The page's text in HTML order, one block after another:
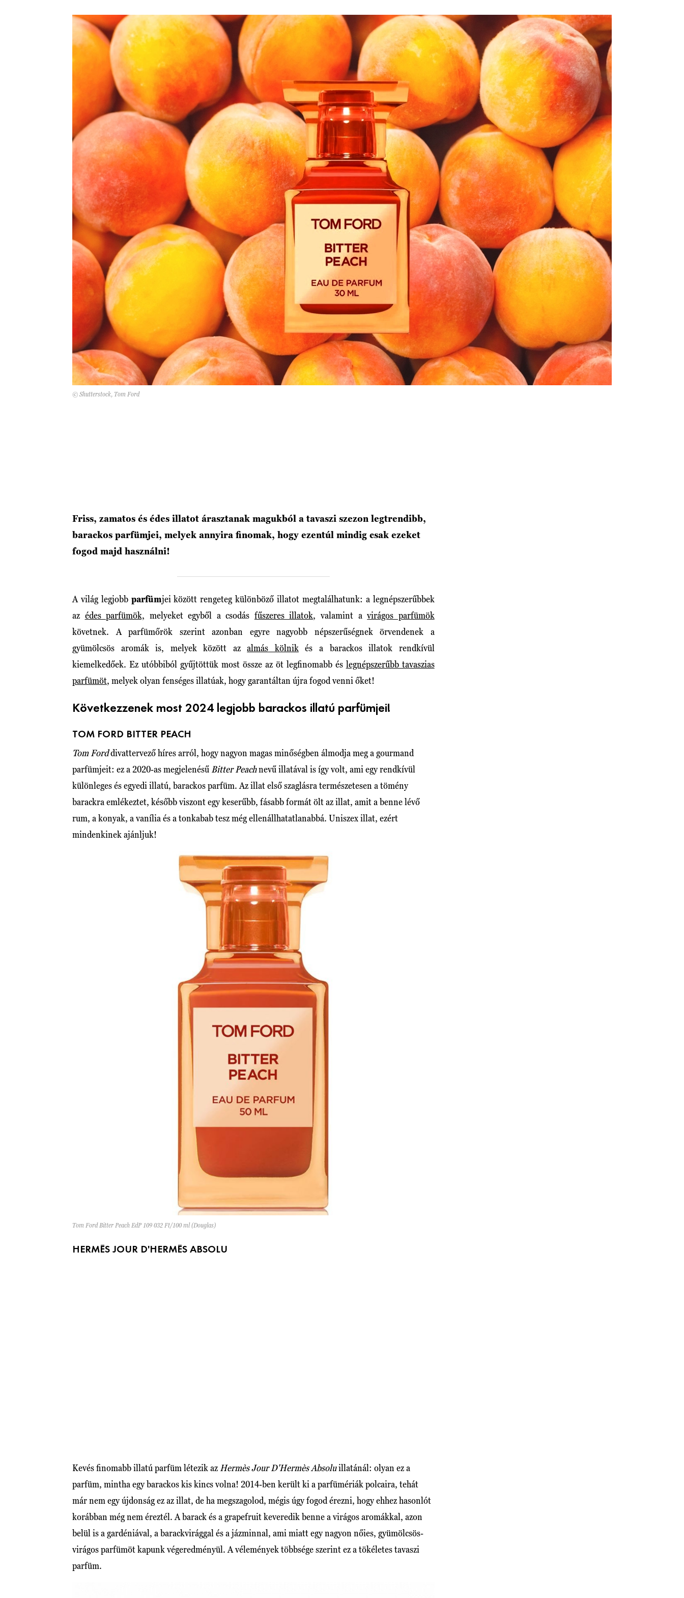
© Shutterstock, Tom Ford
Friss, zamatos és édes illatot árasztanak magukból a tavaszi szezon legtrendibb,
barackos parfümjei, melyek annyira finomak, hogy ezentúl mindig csak ezeket
fogod majd használni!
A világ legjobb parfümjei között rengeteg különböző illatot megtalálhatunk: a legnépszerűbbek
az édes parfümök, melyeket egyből a csodás fűszeres illatok, valamint avirágos parfümök
követnek. A parfümőrök szerint azonban egyre nagyobb népszerűségnek örvendenek a
gyümölcsös aromák is, melyek között azalmás kölnikés a barackos illatok rendkívül
kiemelkedőek. Ez utóbbiból gyűjtöttük most össze az öt legfinomabb és legnépszerűbb tavaszias
parfümöt, melyek olyan fenséges illatúak, hogy garantáltan újra fogod venni őket!
Következzenek most 2024 legjobb barackos illatú parfümjei!
TOM FORD BITTER PEACH
Tom Forddivattervező híres arról, hogy nagyon magas minőségben álmodja meg a gourmand
parfümjeit: ez a 2020-as megjelenésű Bitter Peachnevű illatával is így volt, ami egy rendkívül
különleges és egyedi illatú, barackos parfüm. Az illat első szaglásra természetesen a tömény
barackra emlékeztet, később viszont egy keserűbb, fásabb formát ölt az illat, amit a benne lévő
rum, a konyak, a vanília és a tonkabab tesz még ellenállhatatlanabbá. Uniszex illat, ezért
mindenkinek ajánljuk!
Tom Ford Bitter Peach EdP 109 032 Ft/100 ml (Douglas)
HERMÈS JOUR D'HERMÈS ABSOLU
Kevés finomabb illatú parfüm létezik az Hermès Jour D'Hermès Absoluillatánál: olyan ez a
parfüm, mintha egy barackos kis kincs volna! 2014-ben került ki a parfümériák polcaira, tehát
már nem egy újdonság ez az illat, de ha megszagolod, mégis úgy fogod érezni, hogy ehhez hasonlót
korábban még nem éreztél. A barack és a grapefruit keveredik benne a virágos aromákkal, azon
belül is a gardéniával, a barackvirággal és a jázminnal, ami miatt egy nagyon nőies, gyümölcsös-
virágos parfümöt kapunk végeredményül. A vélemények többsége szerint ez a tökéletes tavaszi
parfüm.